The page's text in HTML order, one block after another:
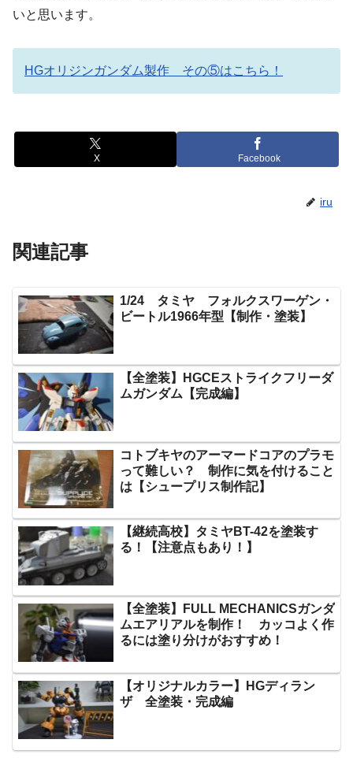
いと思います。
HGオリジンガンダム製作 その⑤はこちら！
X Facebook
iru
関連記事
1/24 タミヤ フォルクスワーゲン・
ビートル1966年型【制作・塗装】
【全塗装】HGCEストライクフリーダ
ムガンダム【完成編】
コトブキヤのアーマードコアのプラモ
って難しい？ 制作に気を付けること
は【シュープリス制作記】
【継続高校】タミヤBT-42を塗装す
る！【注意点もあり！】
【全塗装】FULL MECHANICSガンダ
ムエアリアルを制作！ カッコよく作
るには塗り分けがおすすめ！
【オリジナルカラー】HGディラン
ザ 全塗装・完成編